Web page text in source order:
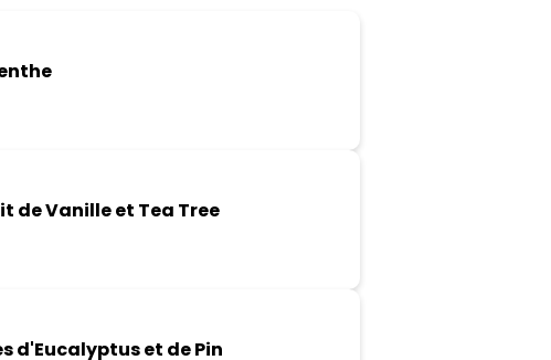
de Vanille et Tea Tree
d'Eucalyptus et de Pin